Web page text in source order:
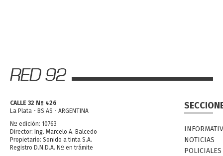
CALLE 32 Nº 426
La Plata - BS AS - ARGENTINA
Nº edición: 10763
Director: Ing. Marcelo A. Balcedo
Propietario: Sonido a tinta S.A.
Registro D.N.D.A. Nº en trámite
NOTICIAS
POLICIALES